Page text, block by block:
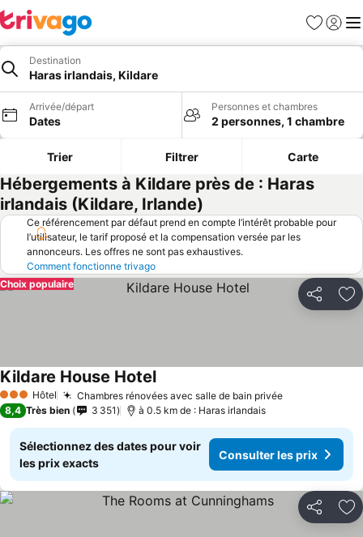
Favoris
Se
Destination
Haras irlandais, Kildare
Arrivée/départ
Dates
Personnes et chambres
2 personnes, 1 chambre
Trier Filtrer Carte
Hébergements à Kildare près de : Haras
irlandais (Kildare, Irlande)
Ce référencement par défaut prend en compte l’intérêt probable pour
l’utilisateur, le tarif proposé et la compensation versée par les
annonceurs. Les offres ne sont pas exhaustives.
Comment fonctionne trivago
Partager
Choix populaire
3 ÉtoilesHôtel Chambres rénovées avec salle de bain privée
Kildare House Hotel
8,4 Très bien 3 351 à 0.5 km de : Haras irlandais
Sélectionnez des dates pour voir
les prix exacts
Consulter les prix
Partager